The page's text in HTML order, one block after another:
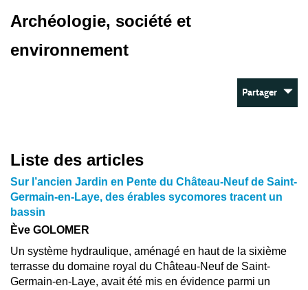
Archéologie, société et
environnement
Partager
Liste des articles
Sur l’ancien Jardin en Pente du Château-Neuf de Saint-
Germain-en-Laye, des érables sycomores tracent un
bassin
Ève GOLOMER
Un système hydraulique, aménagé en haut de la sixième
terrasse du domaine royal du Château-Neuf de Saint-
Germain-en-Laye, avait été mis en évidence parmi un